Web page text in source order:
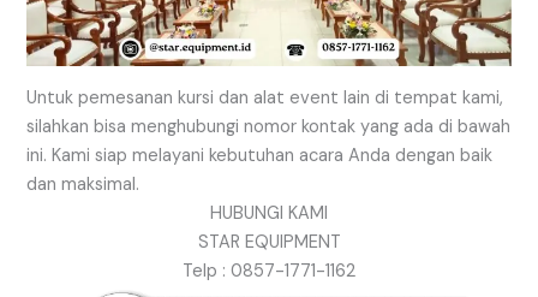
Untuk pemesanan kursi dan alat event lain di tempat kami,
silahkan bisa menghubungi nomor kontak yang ada di bawah
ini. Kami siap melayani kebutuhan acara Anda dengan baik
dan maksimal.
HUBUNGI KAMI
STAR EQUIPMENT
Telp : 0857-1771-1162